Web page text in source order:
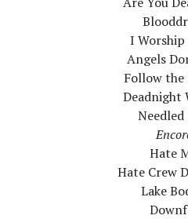
I Worship
Angels
Follow the
Deadnight
Needled
Hate
Hate Crew
Lake